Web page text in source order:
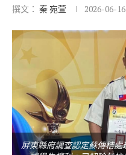
撰文： 秦 宛萱 2026-06-16
屏東縣府調查認定蘇傳桔